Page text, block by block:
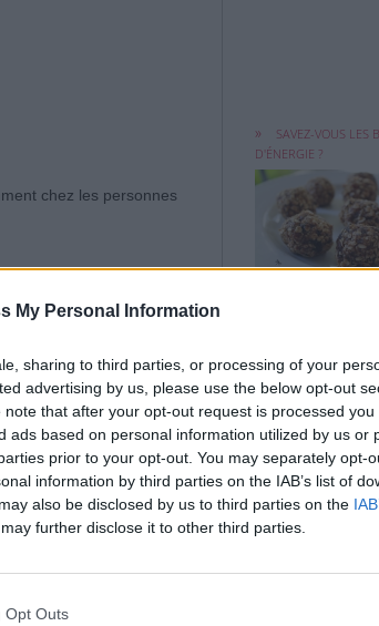
My Personal Information
sharing to third parties, or processing of your
advertising by us, please use the below opt-out
that after your opt-out request is processed you
ads based on personal information utilized by us or
prior to your opt-out. You may separately opt-
information by third parties on the IAB’s list of
also be disclosed by us to third parties on the
further disclose it to other third parties.
Opt Outs
chez les personnes
de l’eau, elle envoie
SAVEZ-VOUS LES
D'ÉNERGIE ?
Chatouillement de
COMMENT
UNE BAISSE DE
Il y a des jours où
semble plus ...